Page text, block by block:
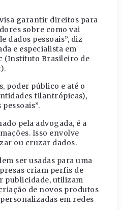
visa garantir direitos para
sobre como vai
dados pessoais”, diz
e especialista em
(Instituto Brasileiro de
poder público e até o
filantrópicas),
pela advogada, é a
Isso envolve
ou cruzar dados.
ser usadas para uma
criam perfis de
publicidade, utilizam
de novos produtos
em redes